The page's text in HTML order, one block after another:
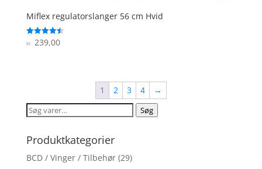
Miflex regulatorslanger 56 cm Hvid
Vurderet
4.5
kr.239,00
1 2 3 4
→
Søg
Søg
Produktkategorier
BCD / Vinger / Tilbehør (29)